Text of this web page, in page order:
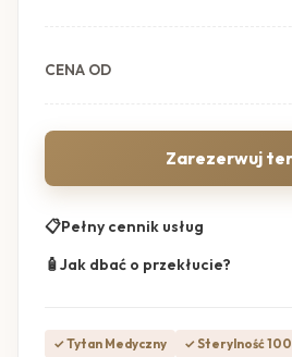
CENA OD
Zarezerwuj
📋Pełny cennik usług
🧴Jak dbać o przekłucie?
✓ Tytan Medyczny ✓ Sterylność